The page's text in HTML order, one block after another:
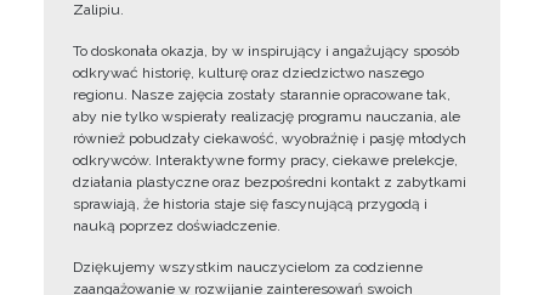
Zalipiu.
To doskonała okazja, by w inspirujący i angażujący sposób
odkrywać historię, kulturę oraz dziedzictwo naszego
regionu. Nasze zajęcia zostały starannie opracowane tak,
aby nie tylko wspierały realizację programu nauczania, ale
również pobudzały ciekawość, wyobraźnię i pasję młodych
odkrywców. Interaktywne formy pracy, ciekawe prelekcje,
działania plastyczne oraz bezpośredni kontakt z zabytkami
sprawiają, że historia staje się fascynującą przygodą i
nauką poprzez doświadczenie.
Dziękujemy wszystkim nauczycielom za codzienne
zaangażowanie w rozwijanie zainteresowań swoich